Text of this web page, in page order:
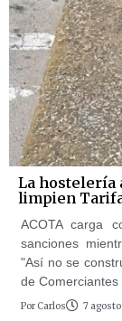
La hostelería
limpien
ACOTA carga
sanciones
"Así no se
de
Por Carlos 7